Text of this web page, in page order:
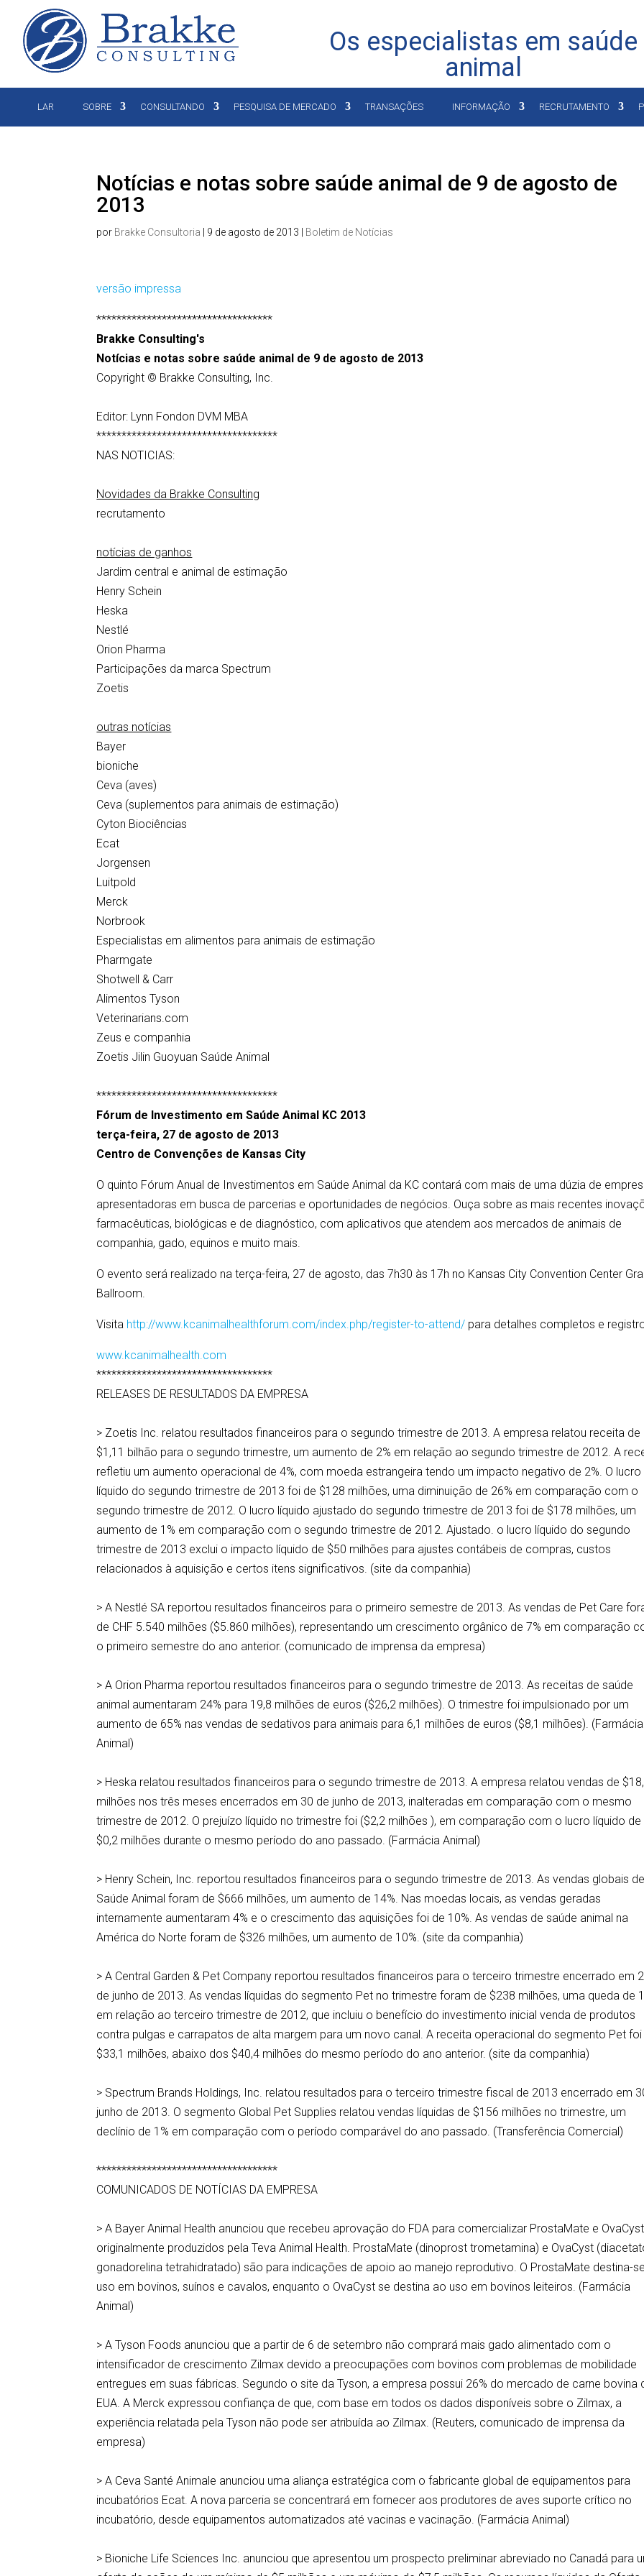
Os especialistas em saúde
animal
LAR SOBRE CONSULTANDO PESQUISA DE MERCADO TRANSAÇÕES INFORMAÇÃO RECRUTAMENTO
Notícias e notas sobre saúde animal de 9 de agosto de
2013
por Brakke Consultoria 9 de agosto de 2013 Boletim de Notícias
versão impressa
***********************************
Brakke Consulting's
Notícias e notas sobre saúde animal de 9 de agosto de 2013
Copyright © Brakke Consulting, Inc.
Editor: Lynn Fondon DVM MBA
************************************
NAS NOTICIAS:
Novidades da Brakke Consulting
recrutamento
notícias de ganhos
Jardim central e animal de estimação
Henry Schein
Heska
Nestlé
Orion Pharma
Participações da marca Spectrum
Zoetis
outras notícias
Bayer
bioniche
Ceva (aves)
Ceva (suplementos para animais de estimação)
Cyton Biociências
Ecat
Jorgensen
Luitpold
Merck
Norbrook
Especialistas em alimentos para animais de estimação
Pharmgate
Shotwell & Carr
Alimentos Tyson
Veterinarians.com
Zeus e companhia
Zoetis Jilin Guoyuan Saúde Animal
************************************
Fórum de Investimento em Saúde Animal KC 2013
terça-feira, 27 de agosto de 2013
Centro de Convenções de Kansas City
O quinto Fórum Anual de Investimentos em Saúde Animal da KC contará com mais de uma dúzia de
apresentadoras em busca de parcerias e oportunidades de negócios. Ouça sobre as mais recentes
farmacêuticas, biológicas e de diagnóstico, com aplicativos que atendem aos mercados de animais de
companhia, gado, equinos e muito mais.
O evento será realizado na terça-feira, 27 de agosto, das 7h30 às 17h no Kansas City Convention Center
Ballroom.
Visita http://www.kcanimalhealthforum.com/index.php/register-to-attend/ para detalhes completos e
www.kcanimalhealth.com
***********************************
RELEASES DE RESULTADOS DA EMPRESA
> Zoetis Inc. relatou resultados financeiros para o segundo trimestre de 2013. A empresa relatou receita de
$1,11 bilhão para o segundo trimestre, um aumento de 2% em relação ao segundo trimestre de 2012. A
refletiu um aumento operacional de 4%, com moeda estrangeira tendo um impacto negativo de 2%. O lucro
líquido do segundo trimestre de 2013 foi de $128 milhões, uma diminuição de 26% em comparação com o
segundo trimestre de 2012. O lucro líquido ajustado do segundo trimestre de 2013 foi de $178 milhões, um
aumento de 1% em comparação com o segundo trimestre de 2012. Ajustado. o lucro líquido do segundo
trimestre de 2013 exclui o impacto líquido de $50 milhões para ajustes contábeis de compras, custos
relacionados à aquisição e certos itens significativos. (site da companhia)
> A Nestlé SA reportou resultados financeiros para o primeiro semestre de 2013. As vendas de Pet Care
de CHF 5.540 milhões ($5.860 milhões), representando um crescimento orgânico de 7% em comparação
o primeiro semestre do ano anterior. (comunicado de imprensa da empresa)
> A Orion Pharma reportou resultados financeiros para o segundo trimestre de 2013. As receitas de saúde
animal aumentaram 24% para 19,8 milhões de euros ($26,2 milhões). O trimestre foi impulsionado por um
aumento de 65% nas vendas de sedativos para animais para 6,1 milhões de euros ($8,1 milhões). (Farmácia
Animal)
> Heska relatou resultados financeiros para o segundo trimestre de 2013. A empresa relatou vendas de
milhões nos três meses encerrados em 30 de junho de 2013, inalteradas em comparação com o mesmo
trimestre de 2012. O prejuízo líquido no trimestre foi ($2,2 milhões ), em comparação com o lucro líquido de
$0,2 milhões durante o mesmo período do ano passado. (Farmácia Animal)
> Henry Schein, Inc. reportou resultados financeiros para o segundo trimestre de 2013. As vendas globais de
Saúde Animal foram de $666 milhões, um aumento de 14%. Nas moedas locais, as vendas geradas
internamente aumentaram 4% e o crescimento das aquisições foi de 10%. As vendas de saúde animal na
América do Norte foram de $326 milhões, um aumento de 10%. (site da companhia)
> A Central Garden & Pet Company reportou resultados financeiros para o terceiro trimestre encerrado em
de junho de 2013. As vendas líquidas do segmento Pet no trimestre foram de $238 milhões, uma queda de
em relação ao terceiro trimestre de 2012, que incluiu o benefício do investimento inicial venda de produtos
contra pulgas e carrapatos de alta margem para um novo canal. A receita operacional do segmento Pet foi
$33,1 milhões, abaixo dos $40,4 milhões do mesmo período do ano anterior. (site da companhia)
> Spectrum Brands Holdings, Inc. relatou resultados para o terceiro trimestre fiscal de 2013 encerrado em
junho de 2013. O segmento Global Pet Supplies relatou vendas líquidas de $156 milhões no trimestre, um
declínio de 1% em comparação com o período comparável do ano passado. (Transferência Comercial)
************************************
COMUNICADOS DE NOTÍCIAS DA EMPRESA
> A Bayer Animal Health anunciou que recebeu aprovação do FDA para comercializar ProstaMate e
originalmente produzidos pela Teva Animal Health. ProstaMate (dinoprost trometamina) e OvaCyst
gonadorelina tetrahidratado) são para indicações de apoio ao manejo reprodutivo. O ProstaMate destina-
uso em bovinos, suínos e cavalos, enquanto o OvaCyst se destina ao uso em bovinos leiteiros. (Farmácia
Animal)
> A Tyson Foods anunciou que a partir de 6 de setembro não comprará mais gado alimentado com o
intensificador de crescimento Zilmax devido a preocupações com bovinos com problemas de mobilidade
entregues em suas fábricas. Segundo o site da Tyson, a empresa possui 26% do mercado de carne bovina
EUA. A Merck expressou confiança de que, com base em todos os dados disponíveis sobre o Zilmax, a
experiência relatada pela Tyson não pode ser atribuída ao Zilmax. (Reuters, comunicado de imprensa da
empresa)
> A Ceva Santé Animale anunciou uma aliança estratégica com o fabricante global de equipamentos para
incubatórios Ecat. A nova parceria se concentrará em fornecer aos produtores de aves suporte crítico no
incubatório, desde equipamentos automatizados até vacinas e vacinação. (Farmácia Animal)
> Bioniche Life Sciences Inc. anunciou que apresentou um prospecto preliminar abreviado no Canadá para